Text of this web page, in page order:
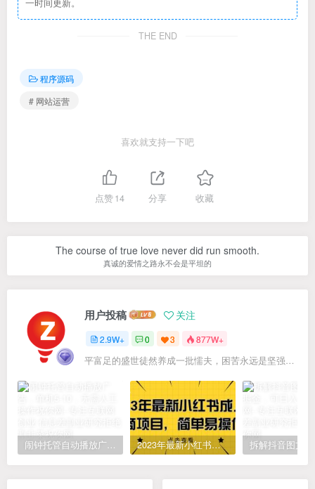
一时间更新。
THE END
程序源码
# 网站运营
喜欢就支持一下吧
点赞14 分享 收藏
The course of true love never did run smooth.
真诚的爱情之路永不会是平坦的
用户投稿 关注
2.9W+ 0 3 877W+
平富足的盛世徒然养成一批懦夫，困苦永远是坚强之母
闹钟托管自动播放广告，单机5-10，无需人工操作 2023年最新小红书成人电商项目，简单易操作【详细教程】